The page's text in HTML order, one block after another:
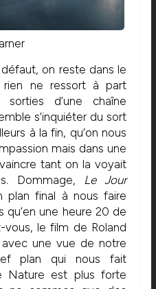
défaut, on reste dans le
ne ressort à part
d’une chaîne
s’inquiéter du sort
à la fin, qu’on nous
mais dans une
tant on la voyait
Dommage, Le Jour
plan final à nous faire
qu’en une heure 20 de
vous, le film de Roland
une vue de notre
plan qui nous fait
Nature est plus forte